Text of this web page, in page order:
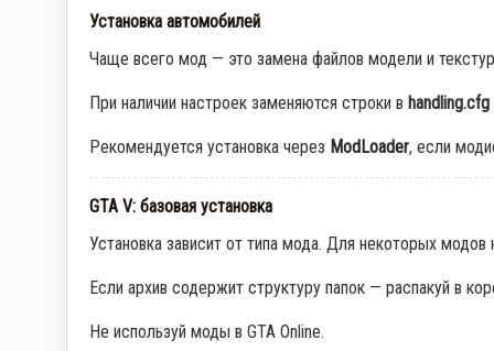
Установка автомобилей
Чаще всего мод — это замена файлов модели и
При наличии настроек заменяются строки в handling.cfg
Рекомендуется установка через ModLoader, если
GTA V: базовая установка
Установка зависит от типа мода. Для некоторых
Если архив содержит структуру папок — распакуй в
Не используй моды в GTA Online.